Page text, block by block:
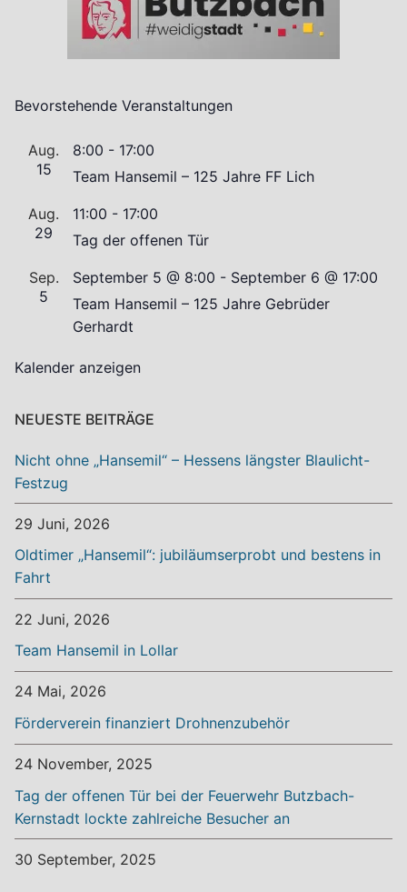
Bevorstehende Veranstaltungen
Aug.
15
8:00 - 17:00
Team Hansemil – 125 Jahre FF Lich
Aug.
29
11:00 - 17:00
Tag der offenen Tür
Sep.
5
September 5 @ 8:00 - September 6 @ 17:00
Team Hansemil – 125 Jahre Gebrüder
Gerhardt
Kalender anzeigen
NEUESTE BEITRÄGE
Nicht ohne „Hansemil“ – Hessens längster Blaulicht-
Festzug
29 Juni, 2026
Oldtimer „Hansemil“: jubiläumserprobt und bestens in
Fahrt
22 Juni, 2026
Team Hansemil in Lollar
24 Mai, 2026
Förderverein finanziert Drohnenzubehör
24 November, 2025
Tag der offenen Tür bei der Feuerwehr Butzbach-
Kernstadt lockte zahlreiche Besucher an
30 September, 2025